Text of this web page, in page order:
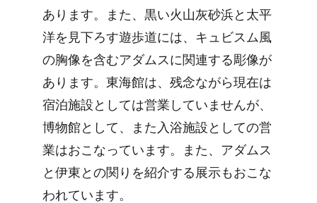
あります。また、黒い火山灰砂浜と太平
洋を見下ろす遊歩道には、キュビスム風
の胸像を含むアダムスに関連する彫像が
あります。東海館は、残念ながら現在は
宿泊施設としては営業していませんが、
博物館として、また入浴施設としての営
業はおこなっています。また、アダムス
と伊東との関りを紹介する展示もおこな
われています。